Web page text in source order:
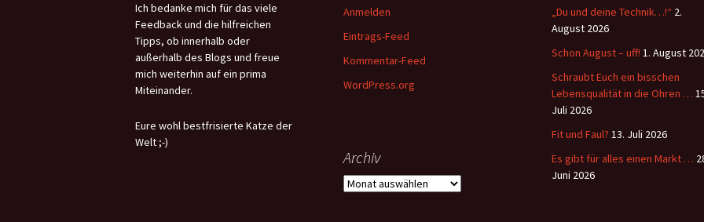
Ich bedanke mich für das viele
Feedback und die hilfreichen
Tipps, ob innerhalb oder
außerhalb des Blogs und freue
mich weiterhin auf ein prima
Miteinander.
Eure wohl bestfrisierte Katze der
Welt ;-)
Anmelden
Eintrags-Feed
Kommentar-Feed
WordPress.org
„Du und deine Technik…!“ 2.
August 2026
Schon August – uff! 1. August
Schraubt Euch ein bisschen
Lebensqualität in die Ohren …
Juli 2026
Fit und Faul? 13. Juli 2026
Es gibt für alles einen Markt …
Juni 2026
Archiv
Archiv